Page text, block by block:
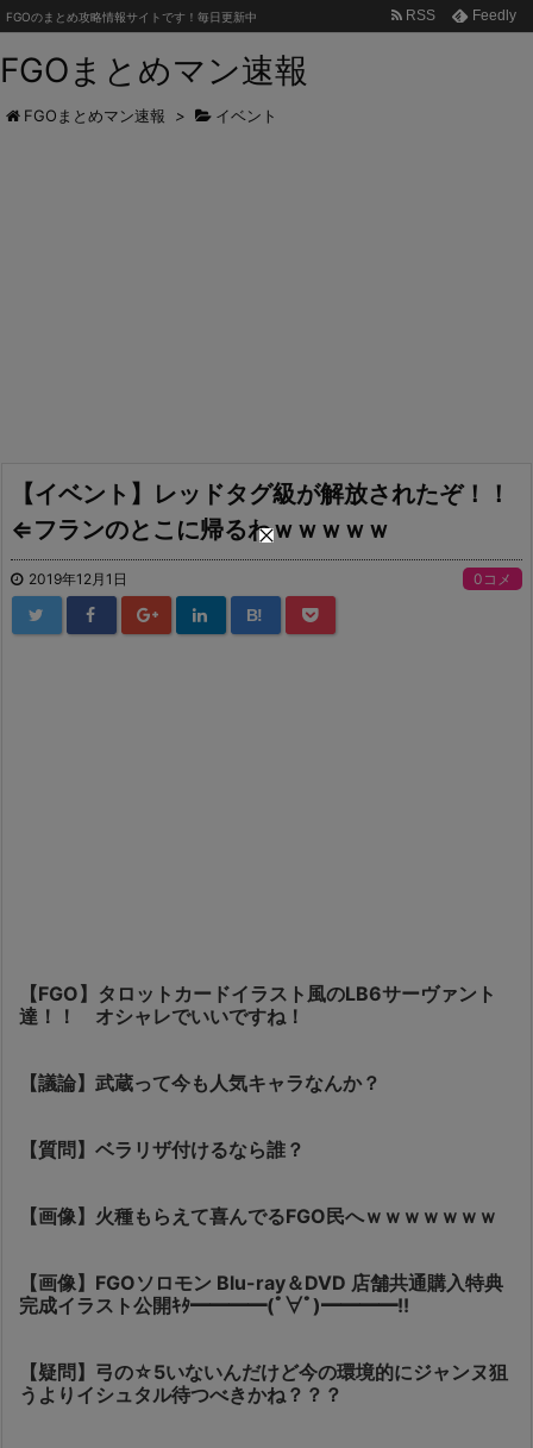
FGOまとめマン速報
FGOのまとめ攻略情報サイトです！毎日更新中 RSS Feedly
FGOまとめマン速報 > イベント
【イベント】レッドタグ級が解放されたぞ！！
⇐フランのとこに帰るわｗｗｗｗｗ
2019年12月1日 0コメ
B!
【FGO】タロットカードイラスト風のLB6サーヴァント
達！！ オシャレでいいですね！
【議論】武蔵って今も人気キャラなんか？
【質問】ベラリザ付けるなら誰？
【画像】火種もらえて喜んでるFGO民へｗｗｗｗｗｗｗ
【画像】FGOソロモン Blu-ray＆DVD 店舗共通購入特典
完成イラスト公開ｷﾀ━━━━(ﾟ∀ﾟ)━━━━!!
【疑問】弓の☆5いないんだけど今の環境的にジャンヌ狙
うよりイシュタル待つべきかね？？？